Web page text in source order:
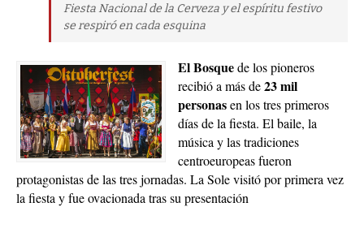
Fiesta Nacional de la Cerveza y el espíritu festivo
se respiró en cada esquina
El Bosquede los pioneros
recibió a más de23 mil
personasen los tres primeros
días de la fiesta. El baile, la
música y las tradiciones
centroeuropeas fueron
protagonistas de las tres jornadas. La Sole visitó por primera vez
la fiesta y fue ovacionada tras su presentación